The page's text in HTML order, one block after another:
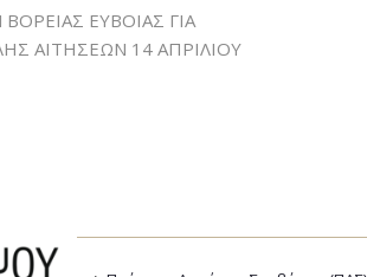
ΕΥΒΟΙΑΣ ΓΙΑ
ΑΙΤΗΣΕΩΝ 14 ΑΠΡΙΛΙΟΥ